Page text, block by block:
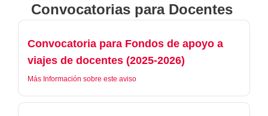
Convocatorias para Docentes ​
Convocatoria para Fondos de apoyo a
viajes de docentes (2025-2026)
Más Información sobre este aviso